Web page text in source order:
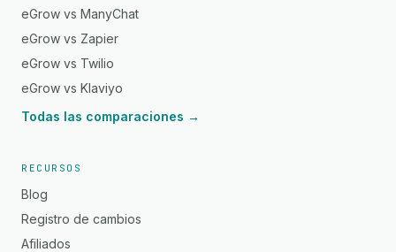
eGrow vs ManyChat
eGrow vs Zapier
eGrow vs Twilio
eGrow vs Klaviyo
Todas las comparaciones →
RECURSOS
Blog
Registro de cambios
Afiliados